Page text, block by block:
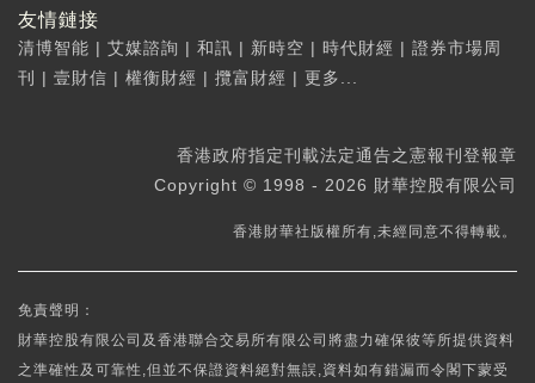
友情鏈接
清博智能 | 艾媒諮詢 | 和訊 | 新時空 | 時代財經 | 證券市場周
刊
| 壹財信 | 權衡財經 | 攬富財經 | 更多...
香港政府指定刊載法定通告之憲報刊登報章
Copyright © 1998 - 2026 財華控股有限公司
香港財華社版權所有,未經同意不得轉載。
免責聲明：
財華控股有限公司及香港聯合交易所有限公司將盡力確保彼等所提供資料
之準確性及可靠性,但並不保證資料絕對無誤,資料如有錯漏而令閣下蒙受